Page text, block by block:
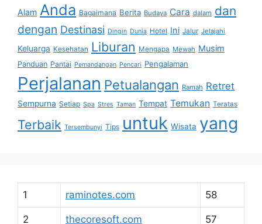
Alam Anda Bagaimana Berita Budaya Cara dalam dan
dengan Destinasi Dingin Dunia Hotel Ini Jalur Jelajahi
Keluarga Kesehatan Liburan Mengapa Mewah Musim
Panduan Pantai Pemandangan Pencari Pengalaman
Perjalanan Petualangan Ramah Retret
Sempurna Setiap Spa Stres Taman Tempat Temukan Teratas
Terbaik Tersembunyi Tips untuk Wisata yang
1 raminotes.com 58
2 thecoresoft.com 57